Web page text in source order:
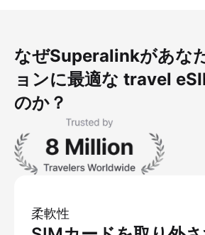
なぜSuperalinkがあな
ョンに最適な travel
のか？
柔軟性